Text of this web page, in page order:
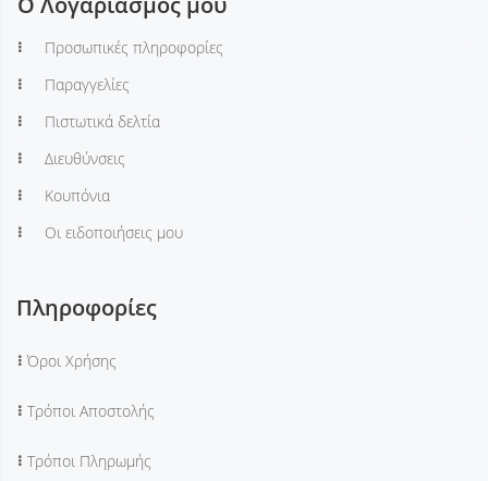
Προσωπικές πληροφορίες
Παραγγελίες
Πιστωτικά δελτία
Διευθύνσεις
Κουπόνια
Οι ειδοποιήσεις μου
Πληροφορίες
Όροι Χρήσης
Τρόποι Αποστολής
Τρόποι Πληρωμής